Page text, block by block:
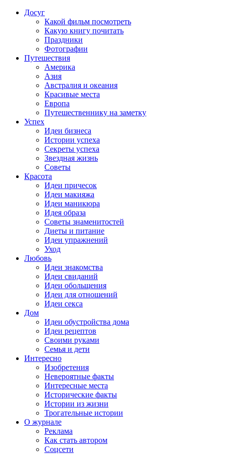
Досуг
Какой фильм посмотреть
Какую книгу почитать
Праздники
Фотографии
Путешествия
Америка
Азия
Австралия и океания
Красивые места
Европа
Путешественнику на заметку
Успех
Идеи бизнеса
Истории успеха
Секреты успеха
Звездная жизнь
Советы
Красота
Идеи причесок
Идеи макияжа
Идеи маникюра
Идея образа
Советы знаменитостей
Диеты и питание
Идеи упражнений
Уход
Любовь
Идеи знакомства
Идеи свиданий
Идеи обольщения
Идеи для отношений
Идеи секса
Дом
Идеи обустройства дома
Идеи рецептов
Своими руками
Семья и дети
Интересно
Изобретения
Невероятные факты
Интересные места
Исторические факты
Истории из жизни
Трогательные истории
О журнале
Реклама
Как стать автором
Соцсети